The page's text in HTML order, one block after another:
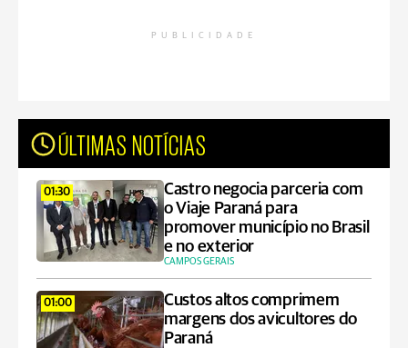
PUBLICIDADE
ÚLTIMAS NOTÍCIAS
01:30
Castro negocia parceria com
o Viaje Paraná para
promover município no Brasil
e no exterior
CAMPOS GERAIS
01:00
Custos altos comprimem
margens dos avicultores do
Paraná